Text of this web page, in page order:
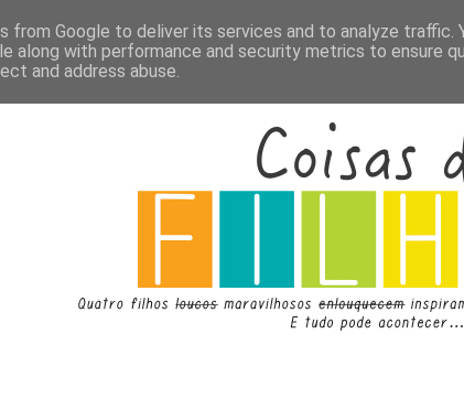
from Google to deliver its services and to analyze traffic.
along with performance and security metrics to ensure
and address abuse.